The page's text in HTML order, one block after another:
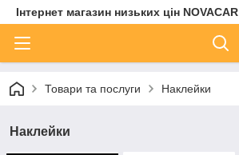
Інтернет магазин низьких цін NOVACAR
Товари та послуги Наклейки
Наклейки